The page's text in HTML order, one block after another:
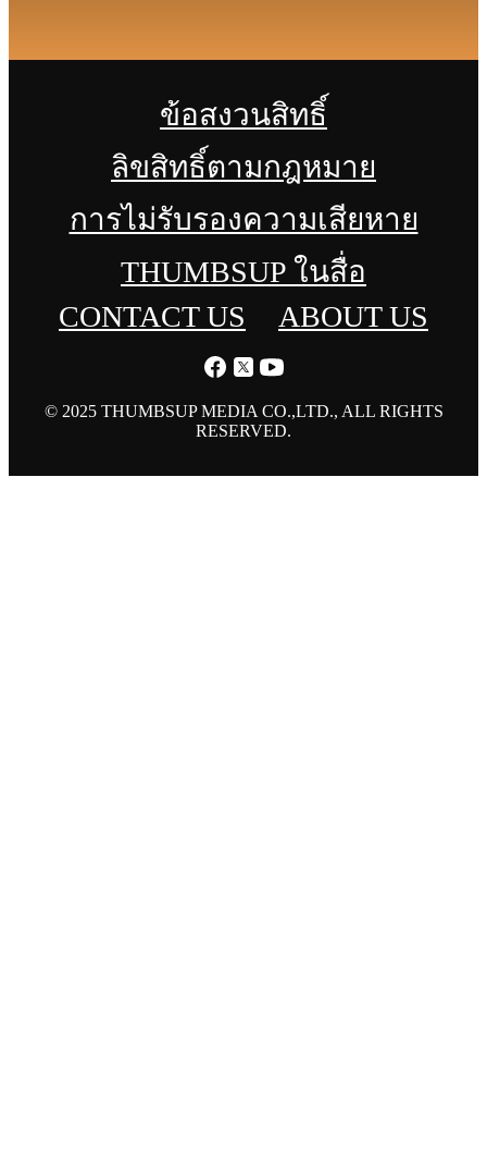
ข้อสงวนสิทธิ์
ลิขสิทธิ์ตามกฎหมาย
การไม่รับรองความเสียหาย
THUMBSUP ในสื่อ
CONTACT US
ABOUT US
© 2025 THUMBSUP MEDIA CO.,LTD., ALL RIGHTS
RESERVED.